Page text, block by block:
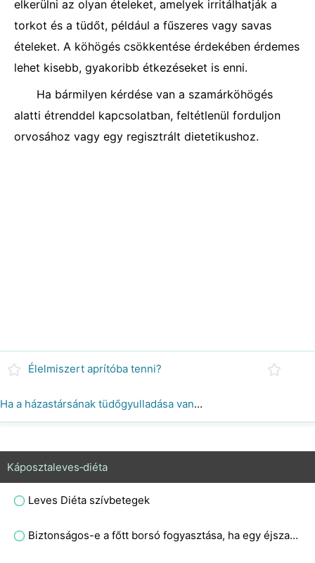
elkerülni az olyan ételeket, amelyek irritálhatják a
torkot és a tüdőt, például a fűszeres vagy savas
ételeket. A köhögés csökkentése érdekében érdemes
lehet kisebb, gyakoribb étkezéseket is enni.
Ha bármilyen kérdése van a szamárköhögés
alatti étrenddel kapcsolatban, feltétlenül forduljon
orvosához vagy egy regisztrált dietetikushoz.
Élelmiszert aprítóba tenni?
Ha a házastársának tüdőgyulladása van, és az étel miatt köhög, meg kell ennie?
Káposztaleves‑diéta
Leves Diéta szívbetegek
Biztonságos-e a főtt borsó fogyasztása, ha egy éjszakára kihagyják?